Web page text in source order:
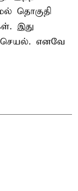
தொகுதி
இது
செயல். எனவே